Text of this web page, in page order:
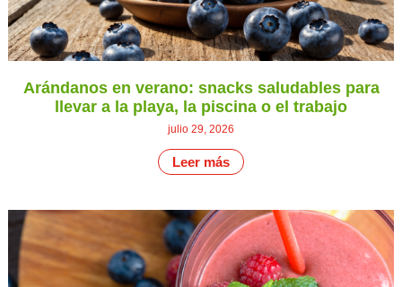
Arándanos en verano: snacks saludables para
llevar a la playa, la piscina o el trabajo
julio 29, 2026
Leer más